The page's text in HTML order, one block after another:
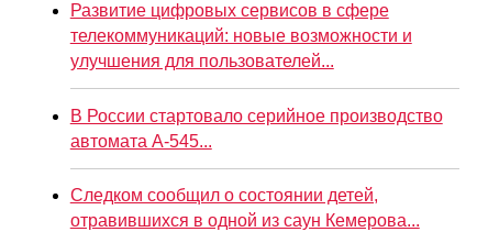
Развитие цифровых сервисов в сфере
телекоммуникаций: новые возможности и
улучшения для пользователей...
В России стартовало серийное производство
автомата А-545...
Следком сообщил о состоянии детей,
отравившихся в одной из саун Кемерова...